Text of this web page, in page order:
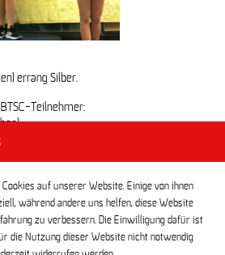
errang Silber.
Teilnehmer:
Gruben, 17. Smilla Erlebach (alle NW A
Medaillengewinnern und Platzierten!
auf unserer Website. Einige von ihnen
während andere uns helfen, diese Website
zu verbessern. Die Einwilligung dafür ist
die Nutzung dieser Website nicht notwendig